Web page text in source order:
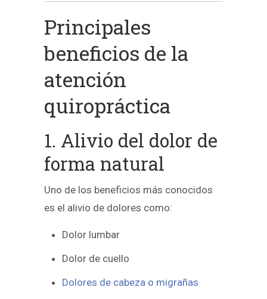
Principales
beneficios de la
atención
quiropráctica
1. Alivio del dolor de
forma natural
Uno de los beneficios más conocidos
es el alivio de dolores como:
Dolor lumbar
Dolor de cuello
Dolores de cabeza o migrañas